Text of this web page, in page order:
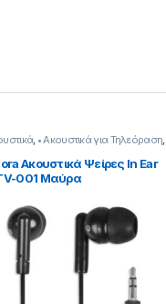
, • Ακουστικά για Τηλεόραση,
Ακουστικά Ψείρες In Ear
001 Μαύρα